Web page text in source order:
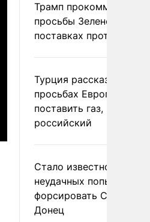
Трамп
просьбы Зеленского о
поставках
Турция рассказала о
просьбах Европы
поставить газ, но не
российский
Стало известно о
неудачных попытках
форсировать
Донец